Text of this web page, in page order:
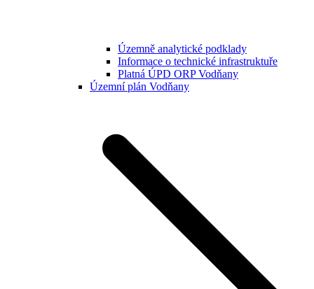
Územně analytické podklady
Informace o technické infrastruktuře
Platná ÚPD ORP Vodňany
Územní plán Vodňany